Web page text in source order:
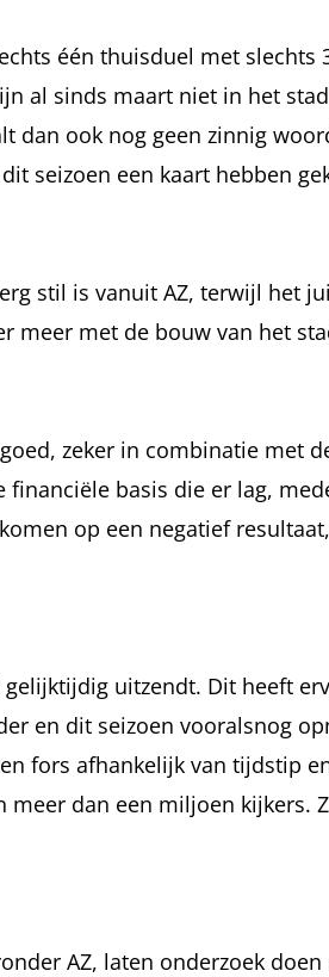
één thuisduel met slechts
al sinds maart niet in het
dan ook nog geen zinnig
seizoen een kaart hebben
stil is vanuit AZ, terwijl het
meer met de bouw van het
zeker in combinatie met
basis die er lag,
op een negatief
uitzendt. Dit heeft
en dit seizoen vooralsnog
fors afhankelijk van tijdstip
dan een miljoen kijkers.
AZ, laten onderzoek